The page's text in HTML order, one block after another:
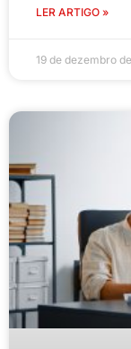
LER ARTIGO »
19 de dezembro